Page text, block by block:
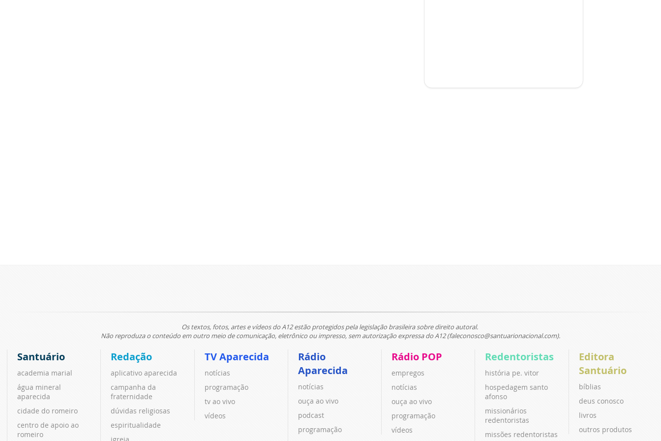
Os textos, fotos, artes e vídeos do A12 estão protegidos pela legislação brasileira sobre direito autoral.
Não reproduza o conteúdo em outro meio de comunicação, eletrônico ou impresso, sem autorização expressa do A12 (faleconosco@santuarionacional.com).
Santuário
academia marial
água mineral
aparecida
cidade do romeiro
centro de apoio ao
romeiro
Redação
aplicativo aparecida
campanha da
fraternidade
dúvidas religiosas
espiritualidade
igreja
TV Aparecida
notícias
programação
tv ao vivo
vídeos
Rádio
Aparecida
notícias
ouça ao vivo
podcast
programação
Rádio POP
empregos
notícias
ouça ao vivo
programação
vídeos
Redentoristas
história pe. vitor
hospedagem santo
afonso
missionários
redentoristas
missões redentoristas
Editora
Santuário
bíblias
deus conosco
livros
outros produtos